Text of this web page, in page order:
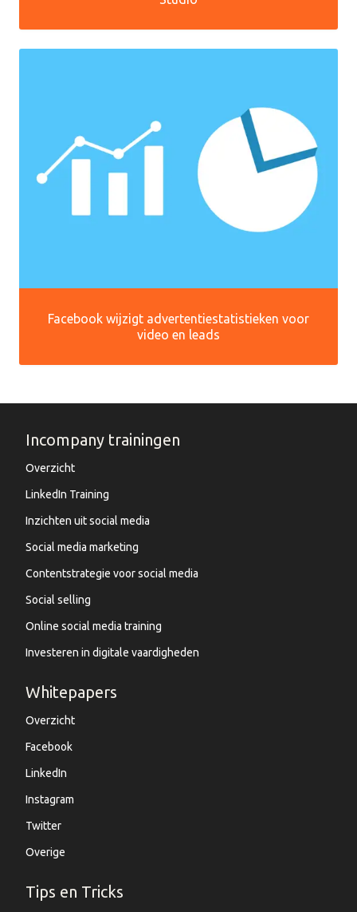
Facebook wijzigt advertentiestatistieken voor
video en leads
Incompany trainingen
Overzicht
LinkedIn Training
Inzichten uit social media
Social media marketing
Contentstrategie voor social media
Social selling
Online social media training
Investeren in digitale vaardigheden
Whitepapers
Overzicht
Facebook
LinkedIn
Instagram
Twitter
Overige
Tips en Tricks